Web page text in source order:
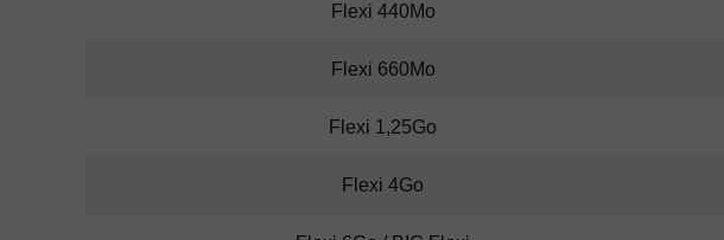
Flexi 440Mo
Flexi 660Mo
Flexi 1,25Go
Flexi 4Go